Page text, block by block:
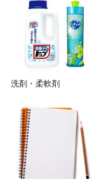
洗剤・柔軟剤
除外ワード